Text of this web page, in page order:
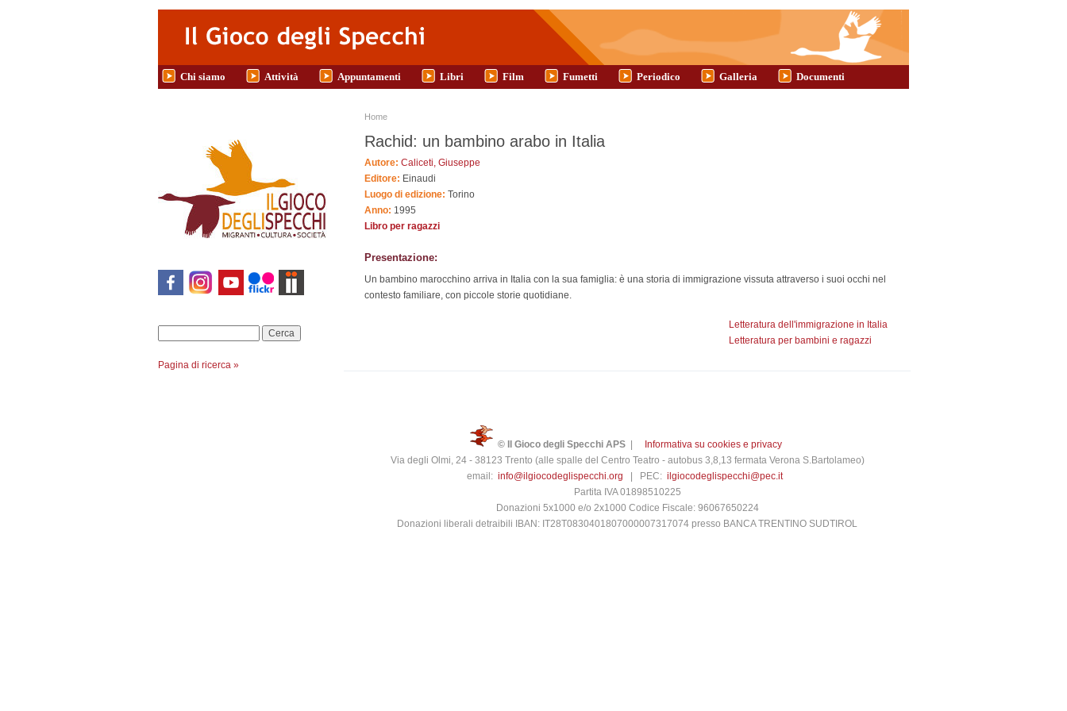
Chi siamo Attività Appuntamenti Libri Film Fumetti Periodico Galleria Documenti
Pagina di ricerca »
Tu sei qui
Home
Rachid: un bambino arabo in Italia
Autore: Caliceti, Giuseppe
Editore: Einaudi
Luogo di edizione: Torino
Anno: 1995
Libro per ragazzi
Presentazione:
Un bambino marocchino arriva in Italia con la sua famiglia: è una storia di immigrazione vissuta attraverso i suoi occhi nel
contesto familiare, con piccole storie quotidiane.
Letteratura dell'immigrazione in Italia
Letteratura per bambini e ragazzi
© Il Gioco degli Specchi APS|
Informativa su cookies e privacy
Via degli Olmi, 24 - 38123 Trento (alle spalle del Centro Teatro - autobus 3,8,13 fermata Verona S.Bartolameo)
email: info@ilgiocodeglispecchi.org | PEC: ilgiocodeglispecchi@pec.it
Partita IVA 01898510225
Donazioni 5x1000 e/o 2x1000 Codice Fiscale: 96067650224
Donazioni liberali detraibili IBAN: IT28T0830401807000007317074 presso BANCA TRENTINO SUDTIROL